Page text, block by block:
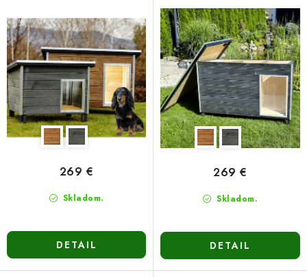
d
u
k
t
o
v
r
o
d
u
k
t
o
Skladom.
269 €
DETAIL
Skladom.
269 €
DETAIL